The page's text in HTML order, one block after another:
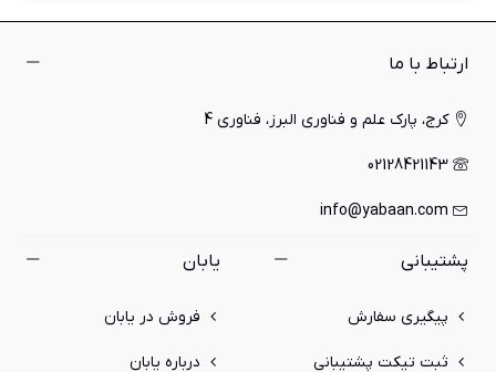
ارتباط با ما
کرج، پارک علم و فناوری البرز، فناوری 4
02128421143
info@yabaan.com
پشتیبانی
پیگیری سفارش
ثبت تیکت پشتیبانی
یابان
فروش در یابان
درباره یابان